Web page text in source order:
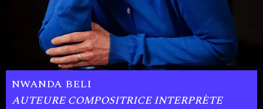
NWANDA BELI
AUTEURE COMPOSITRICE INTERPRÈTE